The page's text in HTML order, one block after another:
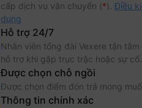
cấp dịch vụ vận chuyển (*). Điều
dụng
Hỗ trợ 24/7
Nhân viên tổng đài Vexere tận
hỗ trợ khi gặp trục trặc hoặc sự cố.
Được chọn chỗ ngồi
Được chọn điểm đón trả mong
Thông tin chính xác